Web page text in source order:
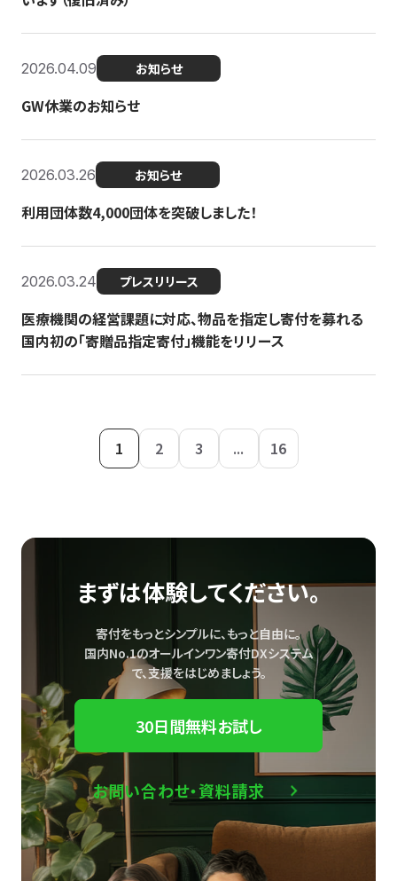
2026.04.09 お知らせ
GW休業のお知らせ
2026.03.26 お知らせ
利用団体数4,000団体を突破しました！
2026.03.24 プレスリリース
医療機関の経営課題に対応、物品を指定し寄付を募れる
国内初の「寄贈品指定寄付」機能をリリース
1 2 3 ... 16
まずは体験してください。
寄付をもっとシンプルに、もっと自由に。
国内No.1のオールインワン寄付DXシステム
で、支援をはじめましょう。
30日間無料お試し
お問い合わせ・資料請求